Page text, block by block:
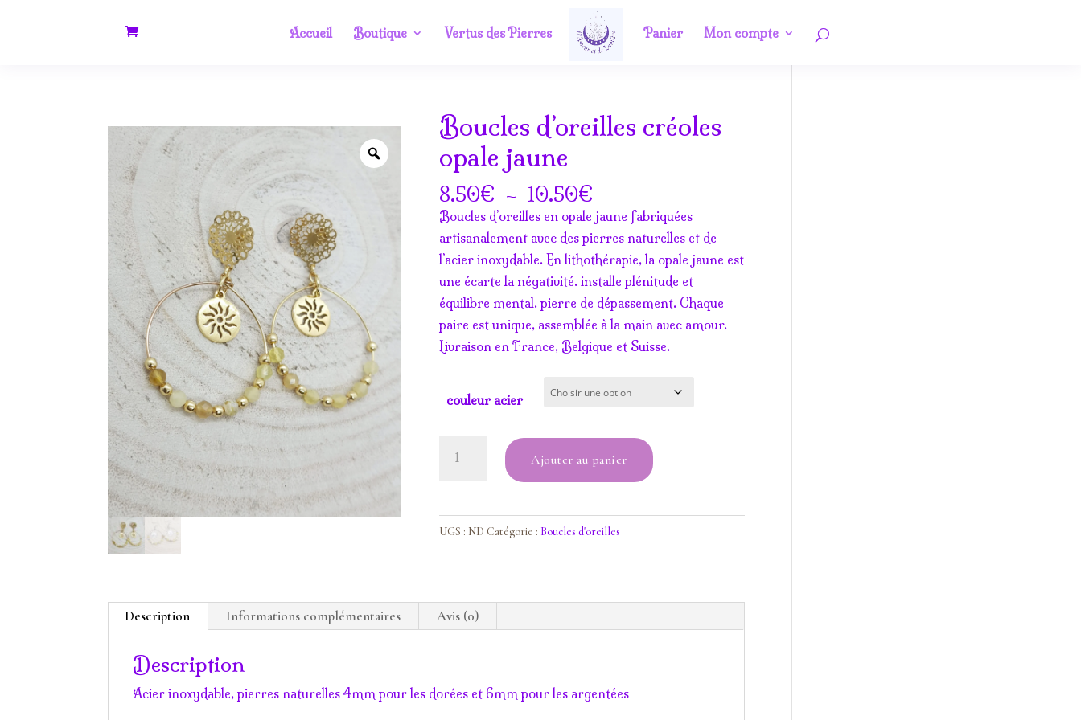
Accueil Boutique Vertus des Pierres Panier Mon compte
Zoom
Boucles d’oreilles créoles
opale jaune
8.50€ – 10.50€
de
prix :
8.50€
à
10.50€
Boucles d’oreilles en opale jaune fabriquées
artisanalement avec des pierres naturelles et de
l’acier inoxydable. En lithothérapie, la opale jaune est
une écarte la négativité. installe plénitude et
équilibre mental. pierre de dépassement. Chaque
paire est unique, assemblée à la main avec amour.
Livraison en France, Belgique et Suisse.
couleur acier
d'oreilles
créoles
Ajouter au panier
UGS : ND Catégorie : Boucles d'oreilles
Description Informations complémentaires Avis (0)
Description
Acier inoxydable, pierres naturelles 4mm pour les dorées et 6mm pour les argentées